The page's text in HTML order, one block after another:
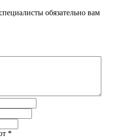
обязательно вам
*